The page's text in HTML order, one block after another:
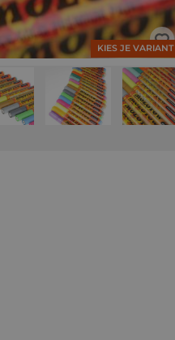
KIES JE VARIANT